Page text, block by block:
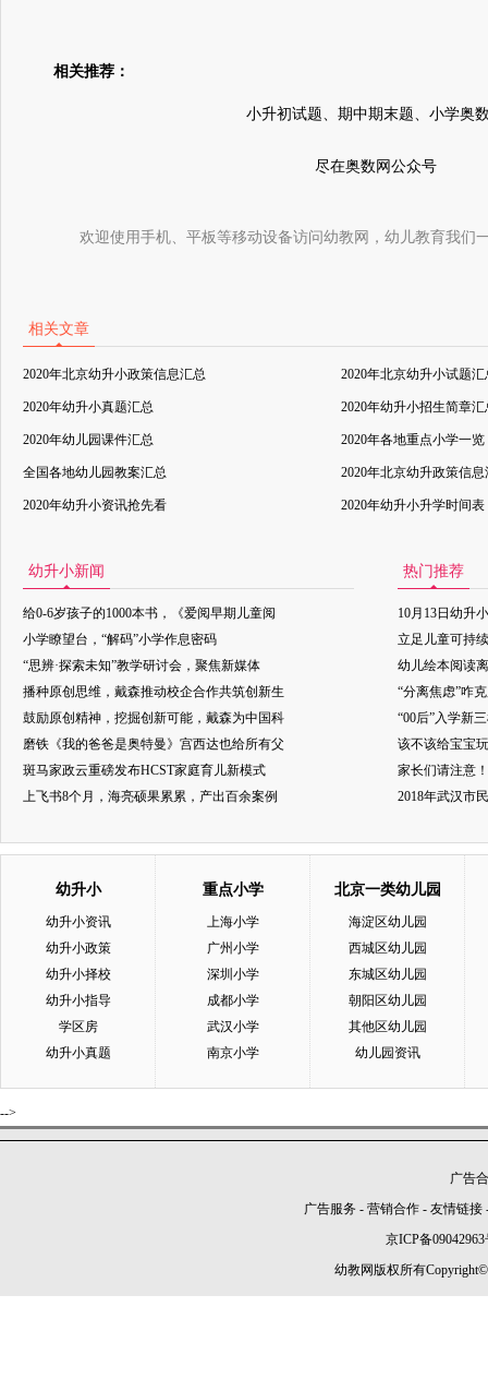
相关推荐：
小升初试题、期中期末题、小学奥
尽在奥数网公众号
欢迎使用手机、平板等移动设备访问幼教网，幼儿教育我们
相关文章
2020年北京幼升小政策信息汇总 2020年北京幼升小试题汇
2020年幼升小真题汇总 2020年幼升小招生简章汇
2020年幼儿园课件汇总 2020年各地重点小学一览
全国各地幼儿园教案汇总 2020年北京幼升政策信息
2020年幼升小资讯抢先看 2020年幼升小升学时间表
幼升小新闻
给0-6岁孩子的1000本书，《爱阅早期儿童阅
小学瞭望台，“解码”小学作息密码
“思辨·探索未知”教学研讨会，聚焦新媒体
播种原创思维，戴森推动校企合作共筑创新生
鼓励原创精神，挖掘创新可能，戴森为中国科
磨铁《我的爸爸是奥特曼》宫西达也给所有父
斑马家政云重磅发布HCST家庭育儿新模式
上飞书8个月，海亮硕果累累，产出百余案例
热门推荐
10月13日幼升
立足儿童可持
幼儿绘本阅读
“分离焦虑”咋
“00后”入学新
该不该给宝宝
家长们请注意
2018年武汉市
幼升小
幼升小资讯
幼升小政策
幼升小择校
幼升小指导
学区房
幼升小真题
重点小学
上海小学
广州小学
深圳小学
成都小学
武汉小学
南京小学
北京一类幼儿园
海淀区幼儿园
西城区幼儿园
东城区幼儿园
朝阳区幼儿园
其他区幼儿园
幼儿园资讯
-->
广告
广告服务 - 营销合作 - 友情链接
京ICP备09042963
幼教网版权所有